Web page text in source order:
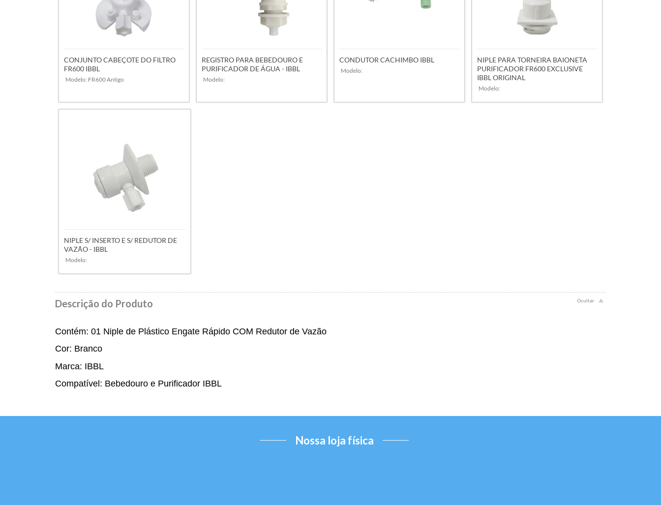
CONJUNTO CABEÇOTE DO FILTRO
FR600 IBBL
Modelo: FR600 Antigo
REGISTRO PARA BEBEDOURO E
PURIFICADOR DE ÁGUA - IBBL
Modelo:
CONDUTOR CACHIMBO IBBL
Modelo:
NIPLE PARA TORNEIRA BAIONETA
PURIFICADOR FR600 EXCLUSIVE
IBBL ORIGINAL
Modelo:
NIPLE S/ INSERTO E S/ REDUTOR DE
VAZÃO - IBBL
Modelo:
VER MAIS
Descrição do Produto
Contém: 01 Niple de Plástico Engate Rápido COM Redutor de Vazão
Cor: Branco
Marca: IBBL
Compatível: Bebedouro e Purificador IBBL
Nossa loja física